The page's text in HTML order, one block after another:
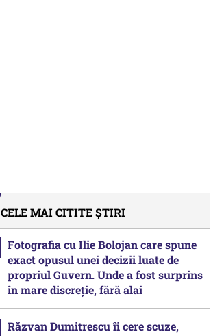
CELE MAI CITITE ȘTIRI
Fotografia cu Ilie Bolojan care spune
exact opusul unei decizii luate de
propriul Guvern. Unde a fost surprins
în mare discreție, fără alai
Răzvan Dumitrescu îi cere scuze,